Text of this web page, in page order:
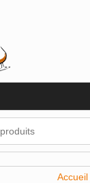
Accueil